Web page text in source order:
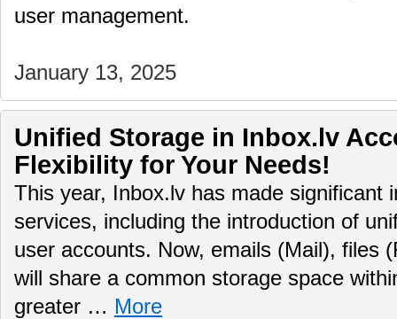
user management.
January 13, 2025
Unified Storage in Inbox.lv
Flexibility for Your Needs!
This year, Inbox.lv has made significant
services, including the introduction of
user accounts. Now, emails (Mail), files
will share a common storage space
greater … More